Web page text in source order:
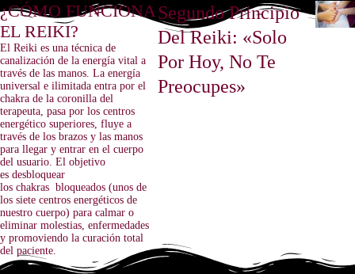
¿CÓMO FUNCIONA
EL REIKI?
El Reiki es una técnica de
canalización de la energía vital a
través de las manos. La energía
universal e ilimitada entra por el
chakra de la coronilla del
terapeuta, pasa por los centros
energético superiores, fluye a
través de los brazos y las manos
para llegar y entrar en el cuerpo
del usuario. El objetivo
es desbloquear
los chakras bloqueados (unos de
los siete centros energéticos de
nuestro cuerpo) para calmar o
eliminar molestias, enfermedades
y promoviendo la curación total
del paciente.
Segundo Principio
Del Reiki: «Solo
Por Hoy, No Te
Preocupes»